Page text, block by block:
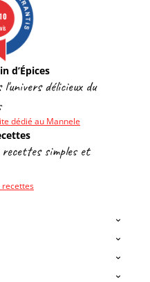
d’Épices
l'univers délicieux du
dédié au Mannele
recettes simples et
recettes